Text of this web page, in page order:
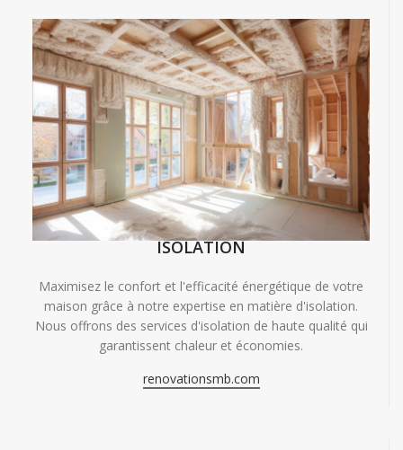
ISOLATION
Maximisez le confort et l'efficacité énergétique de votre
maison grâce à notre expertise en matière d'isolation.
Nous offrons des services d'isolation de haute qualité qui
garantissent chaleur et économies.
renovationsmb.com